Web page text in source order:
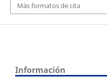
Más formatos de cita
Información